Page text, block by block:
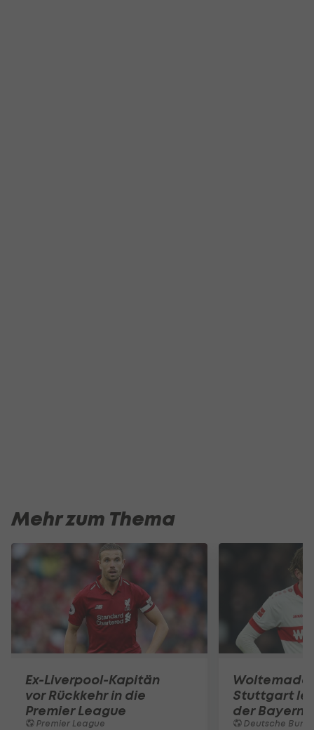
Mehr zum Thema
Ex-Liverpool-Kapitän
vor Rückkehr in die
Premier League
Premier League
Stuttgart
der Bayern
Deutsche